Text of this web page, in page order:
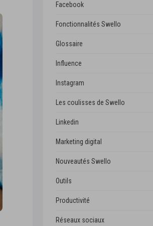
Facebook
Fonctionnalités Swello
Glossaire
Influence
Instagram
Les coulisses de Swello
Linkedin
Marketing digital
Nouveautés Swello
Outils
Productivité
Réseaux sociaux